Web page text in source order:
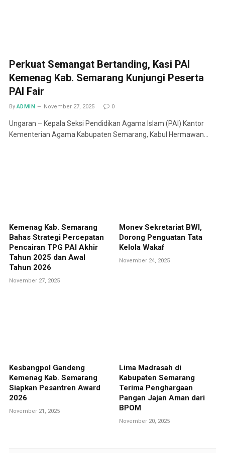
Perkuat Semangat Bertanding, Kasi PAI
Kemenag Kab. Semarang Kunjungi Peserta
PAI Fair
By ADMIN November 27, 2025 0
Ungaran – Kepala Seksi Pendidikan Agama Islam (PAI) Kantor
Kementerian Agama Kabupaten Semarang, Kabul Hermawan…
Kemenag Kab. Semarang
Bahas Strategi Percepatan
Pencairan TPG PAI Akhir
Tahun 2025 dan Awal
Tahun 2026
November 27, 2025
Monev Sekretariat BWI,
Dorong Penguatan Tata
Kelola Wakaf
November 24, 2025
Kesbangpol Gandeng
Kemenag Kab. Semarang
Siapkan Pesantren Award
2026
November 21, 2025
Lima Madrasah di
Kabupaten Semarang
Terima Penghargaan
Pangan Jajan Aman dari
BPOM
November 20, 2025